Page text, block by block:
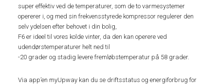
super effektiv ved de temperaturer, som de to varmesystemer
opererer i, og med sin frekvensstyrede kompressor regulerer den
selv ydelsen efter behovet i din bolig,
F6 er ideel til vores kolde vinter, da den kan operere ved
udendørstemperaturer helt ned til
-20 grader og stadig levere fremløbstemperatur på 58 grader.
Via app’en myUpway kan du se driftsstatus og energiforbrug for